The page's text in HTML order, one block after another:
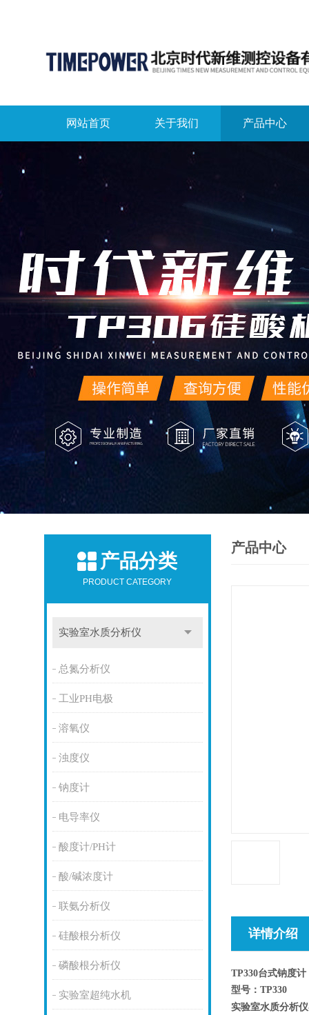
网站首页 关于我们 产品中心
产品分类
PRODUCT CATEGORY
实验室水质分析仪
总氮分析仪
工业PH电极
溶氧仪
浊度仪
钠度计
电导率仪
酸度计/PH计
酸/碱浓度计
联氨分析仪
硅酸根分析仪
磷酸根分析仪
实验室超纯水机
产品中心
详情介绍
TP330台式钠度计
型号：TP330
实验室水质分析